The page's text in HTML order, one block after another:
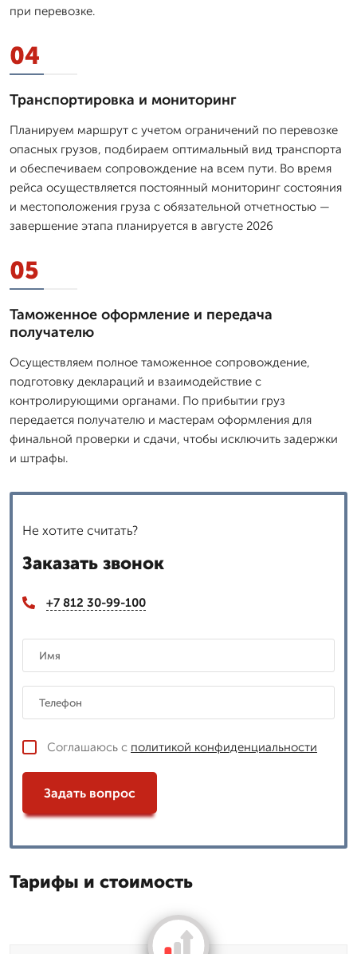
при перевозке.
04
Транспортировка и мониторинг
Планируем маршрут с учетом ограничений по перевозке
опасных грузов, подбираем оптимальный вид транспорта
и обеспечиваем сопровождение на всем пути. Во время
рейса осуществляется постоянный мониторинг состояния
и местоположения груза с обязательной отчетностью —
завершение этапа планируется в августе 2026
05
Таможенное оформление и передача
получателю
Осуществляем полное таможенное сопровождение,
подготовку деклараций и взаимодействие с
контролирующими органами. По прибытии груз
передается получателю и мастерам оформления для
финальной проверки и сдачи, чтобы исключить задержки
и штрафы.
Не хотите считать?
Заказать звонок
+7 812 30-99-100
Соглашаюсь с политикой конфиденциальности
Задать вопрос
Тарифы и стоимость